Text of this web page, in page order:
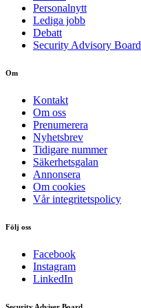
Personalnytt
Lediga jobb
Debatt
Security Advisory Board
Om
Kontakt
Om oss
Prenumerera
Nyhetsbrev
Tidigare nummer
Säkerhetsgalan
Annonsera
Om cookies
Vår integritetspolicy
Följ oss
Facebook
Instagram
LinkedIn